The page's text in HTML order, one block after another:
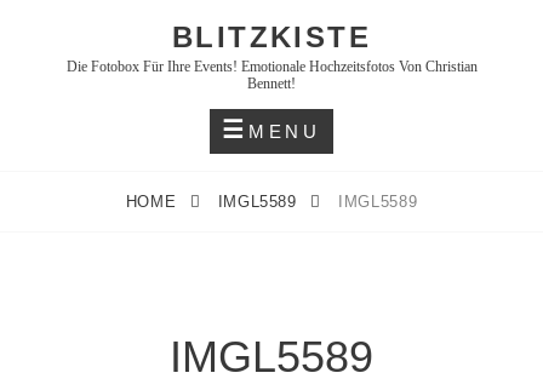
BLITZKISTE
Die Fotobox Für Ihre Events! Emotionale Hochzeitsfotos Von Christian
Bennett!
MENU
HOME IMGL5589 IMGL5589
IMGL5589